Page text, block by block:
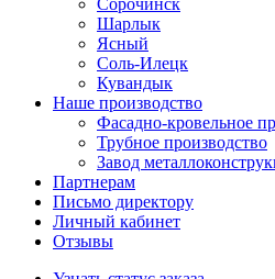
Сорочинск
Шарлык
Ясный
Соль-Илецк
Кувандык
Наше производство
Фасадно-кровельное
Трубное производство
Завод
Партнерам
Письмо директору
Личный кабинет
Отзывы